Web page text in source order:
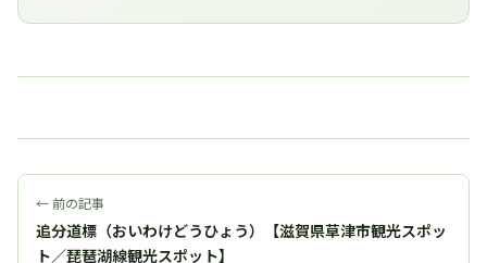
← 前の記事
追分道標（おいわけどうひょう）【滋賀県草津市観光スポッ
ト／琵琶湖線観光スポット】